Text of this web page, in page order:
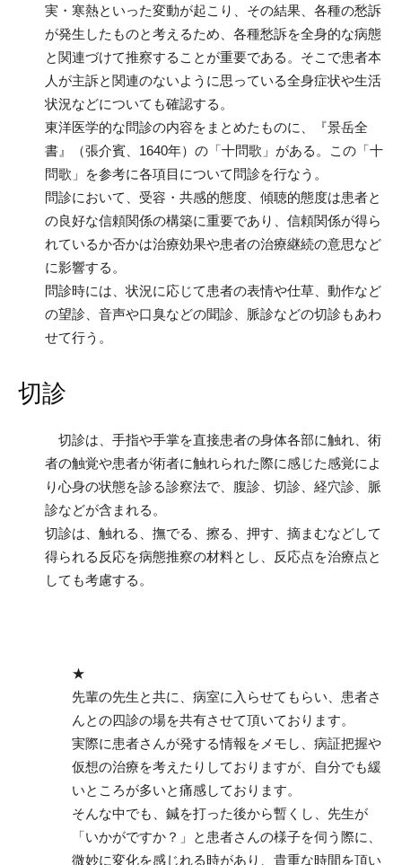
実・寒熱といった変動が起こり、その結果、各種の愁訴
が発生したものと考えるため、各種愁訴を全身的な病態
と関連づけて推察することが重要である。そこで患者本
人が主訴と関連のないように思っている全身症状や生活
状況などについても確認する。
東洋医学的な問診の内容をまとめたものに、『景岳全
書』（張介賓、1640年）の「十問歌」がある。この「十
問歌」を参考に各項目について問診を行なう。
問診において、受容・共感的態度、傾聴的態度は患者と
の良好な信頼関係の構築に重要であり、信頼関係が得ら
れているか否かは治療効果や患者の治療継続の意思など
に影響する。
問診時には、状況に応じて患者の表情や仕草、動作など
の望診、音声や口臭などの聞診、脈診などの切診もあわ
せて行う。
切診
切診は、手指や手掌を直接患者の身体各部に触れ、術
者の触覚や患者が術者に触れられた際に感じた感覚によ
り心身の状態を診る診察法で、腹診、切診、経穴診、脈
診などが含まれる。
切診は、触れる、撫でる、擦る、押す、摘まむなどして
得られる反応を病態推察の材料とし、反応点を治療点と
しても考慮する。
★
先輩の先生と共に、病室に入らせてもらい、患者さ
んとの四診の場を共有させて頂いております。
実際に患者さんが発する情報をメモし、病証把握や
仮想の治療を考えたりしておりますが、自分でも緩
いところが多いと痛感しております。
そんな中でも、鍼を打った後から暫くし、先生が
「いかがですか？」と患者さんの様子を伺う際に、
微妙に変化を感じれる時があり、貴重な時間を頂い